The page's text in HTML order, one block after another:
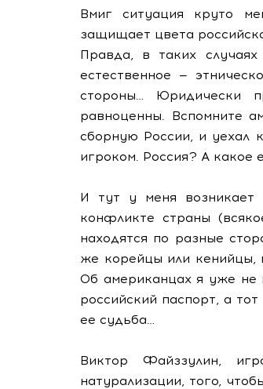
Вмиг ситуация круто
защищает цвета
Правда, в таких
естественное —
стороны… Юридически
равноценны. Вспомните
сборную России, и уехал
игроком. Россия? А какое
И тут у меня возникает
конфликте страны
находятся по разные
же корейцы или кенийцы,
Об американцах я уже не
российский паспорт, а
ее судьба…
Виктор Файззулин,
натурализации, того,